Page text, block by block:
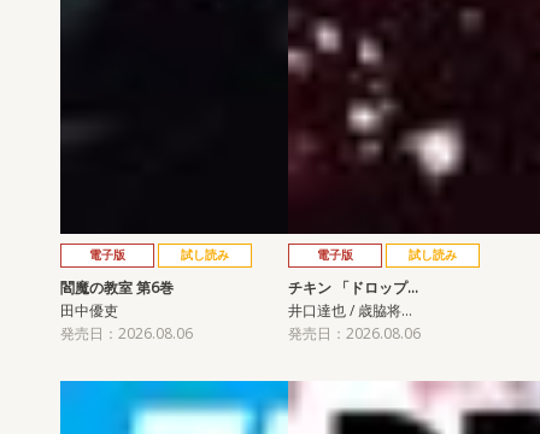
電子版 試し読み
閻魔の教室 第6巻
田中優吏
発売日：2026.08.06
電子版 試し読み
チキン 「ドロップ…
井口達也 / 歳脇将…
発売日：2026.08.06